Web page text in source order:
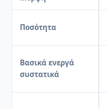
Ποσότητα
Βασικά ενεργά
συστατικά